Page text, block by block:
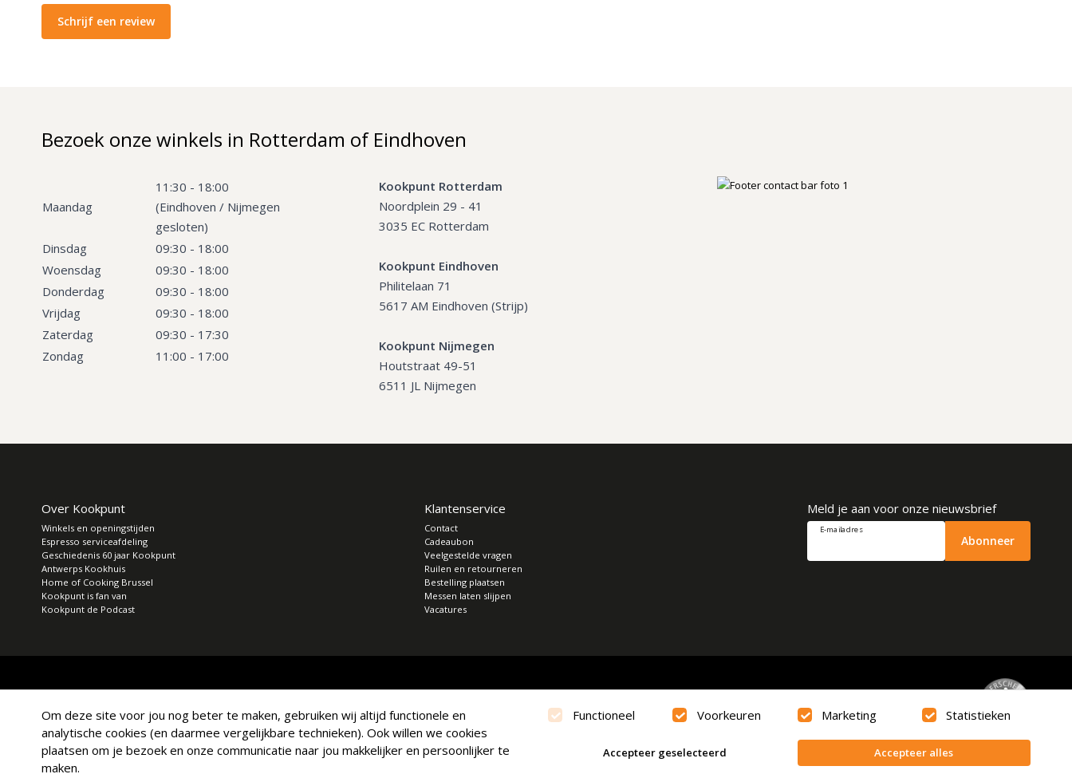
Schrijf een review
Bezoek onze winkels in Rotterdam of Eindhoven
Maandag
11:30 - 18:00
(Eindhoven / Nijmegen
gesloten)
Dinsdag
09:30 - 18:00
Woensdag
09:30 - 18:00
Donderdag
09:30 - 18:00
Vrijdag
09:30 - 18:00
Zaterdag
09:30 - 17:30
Zondag
11:00 - 17:00
Kookpunt Rotterdam
Noordplein 29 - 41
3035 EC Rotterdam
Kookpunt Eindhoven
Philitelaan 71
5617 AM Eindhoven (Strijp)
Kookpunt Nijmegen
Houtstraat 49-51
6511 JL Nijmegen
Over Kookpunt
Winkels en openingstijden
Espresso serviceafdeling
Geschiedenis 60 jaar Kookpunt
Antwerps Kookhuis
Home of Cooking Brussel
Kookpunt is fan van
Kookpunt de Podcast
Klantenservice
Contact
Cadeaubon
Veelgestelde vragen
Ruilen en retourneren
Bestelling plaatsen
Messen laten slijpen
Vacatures
Meld je aan voor onze nieuwsbrief
E-mailadres
Abonneer
Om deze site voor jou nog beter te maken, gebruiken wij altijd functionele en
analytische cookies (en daarmee vergelijkbare technieken). Ook willen we cookies
plaatsen om je bezoek en onze communicatie naar jou makkelijker en persoonlijker te
maken.
Functioneel Voorkeuren Marketing Statistieken
Accepteer geselecteerd Accepteer alles